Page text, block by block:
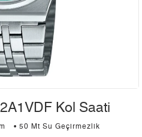
Kol Saati
• 50 Mt Su Geçirmezlik